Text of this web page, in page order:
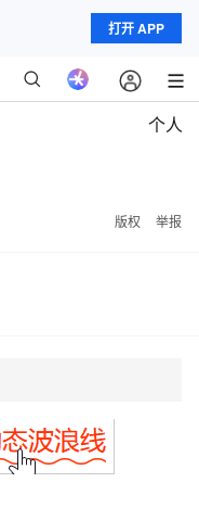
打开 APP
个人
版权 举报